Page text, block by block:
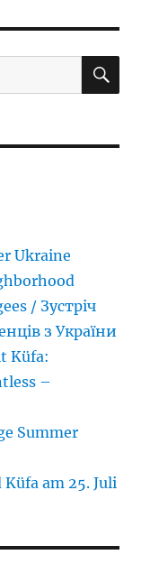
Ukraine
/ Зустріч
з України
Küfa:
–
Summer
am 25. Juli